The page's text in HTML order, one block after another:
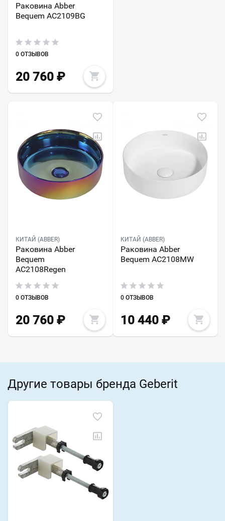
Раковина Abber
Bequem AC2109BG
0 ОТЗЫВОВ
20 760 ₽
КИТАЙ (ABBER)
Раковина Abber
Bequem
AC2108Regen
0 ОТЗЫВОВ
20 760 ₽
КИТАЙ (ABBER)
Раковина Abber
Bequem AC2108MW
0 ОТЗЫВОВ
10 440₽
Другие товары бренда Geberit